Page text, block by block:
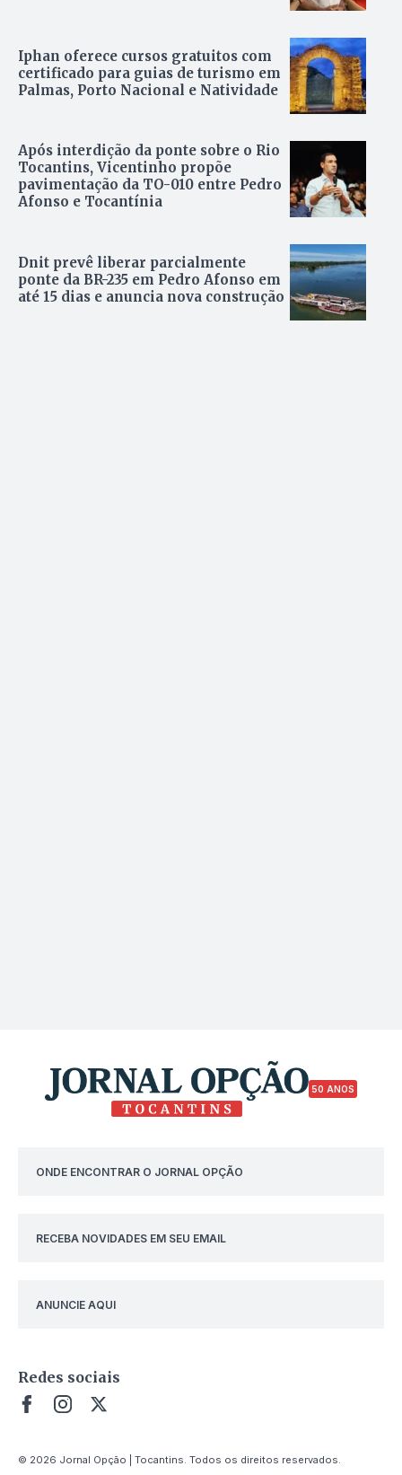
Iphan oferece cursos gratuitos com
certificado para guias de turismo em
Palmas, Porto Nacional e Natividade
Após interdição da ponte sobre o Rio
Tocantins, Vicentinho propõe
pavimentação da TO-010 entre Pedro
Afonso e Tocantínia
Dnit prevê liberar parcialmente
ponte da BR-235 em Pedro Afonso em
até 15 dias e anuncia nova construção
50 ANOS
ONDE ENCONTRAR O JORNAL OPÇÃO
RECEBA NOVIDADES EM SEU EMAIL
ANUNCIE AQUI
Redes sociais
© 2026 Jornal Opção | Tocantins. Todos os direitos reservados.